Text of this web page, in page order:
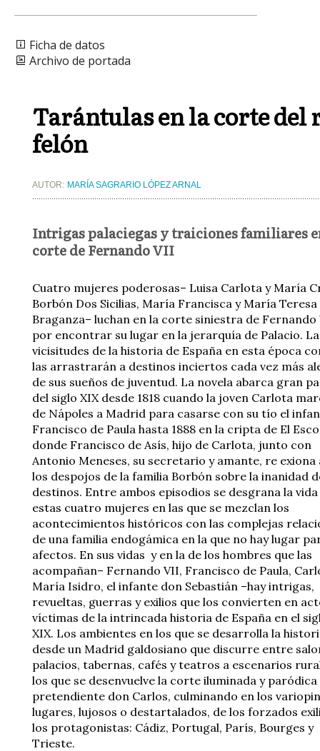
Ficha de datos
Archivo de portada
Tarántulas en la corte del
felón
AUTOR: MARÍA SAGRARIO LÓPEZ ARNAL
Intrigas palaciegas y traiciones familiares
corte de Fernando VII
Cuatro mujeres poderosas– Luisa Carlota y María
Borbón Dos Sicilias, María Francisca y María Teresa
Braganza– luchan en la corte siniestra de Fernando
por encontrar su lugar en la jerarquía de Palacio.
vicisitudes de la historia de España en esta época
las arrastrarán a destinos inciertos cada vez más
de sus sueños de juventud. La novela abarca gran
del siglo XIX desde 1818 cuando la joven Carlota
de Nápoles a Madrid para casarse con su tío el
Francisco de Paula hasta 1888 en la cripta de El
donde Francisco de Asís, hijo de Carlota, junto con
Antonio Meneses, su secretario y amante, re exiona
los despojos de la familia Borbón sobre la inanidad
destinos. Entre ambos episodios se desgrana la vida
estas cuatro mujeres en las que se mezclan los
acontecimientos históricos con las complejas
de una familia endogámica en la que no hay lugar
afectos. En sus vidas y en la de los hombres que las
acompañan– Fernando VII, Francisco de Paula,
María Isidro, el infante don Sebastián –hay intrigas,
revueltas, guerras y exilios que los convierten en
víctimas de la intrincada historia de España en el
XIX. Los ambientes en los que se desarrolla la
desde un Madrid galdosiano que discurre entre
palacios, tabernas, cafés y teatros a escenarios
los que se desenvuelve la corte iluminada y paródica
pretendiente don Carlos, culminando en los
lugares, lujosos o destartalados, de los forzados
los protagonistas: Cádiz, Portugal, París, Bourges y
Trieste.